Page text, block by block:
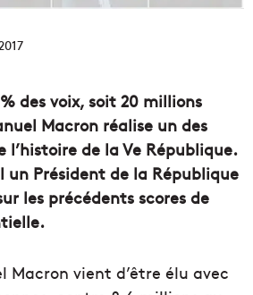
des voix, soit 20 millions
Macron réalise un des
l’histoire de la Ve République.
Président de la République
les précédents scores de
Macron vient d’être élu avec